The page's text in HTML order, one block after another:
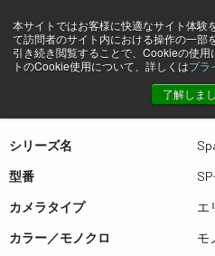
本サイトではお客様に快適なサイト体験
て訪問者のサイト内における操作の一部
引き続き閲覧することで、Cookieの使
トのCookie使用について、詳しくはプラ
了解しま
プレビュー SP-
表は左右にスワイプできます
シリーズ名
型番
カメラタイプ
エ
カラー／モノクロ
モ